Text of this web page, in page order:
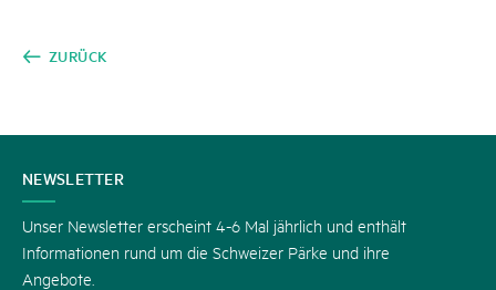
ZURÜCK
KONTAKT
NEWSLETTER
Unser Newsletter erscheint 4-6 Mal jährlich und enthält
Informationen rund um die Schweizer Pärke und ihre
Angebote.